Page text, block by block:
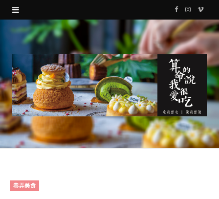
F
a
c
e
b
o
k
I
s
g
r
a
V
i
巷弄美食